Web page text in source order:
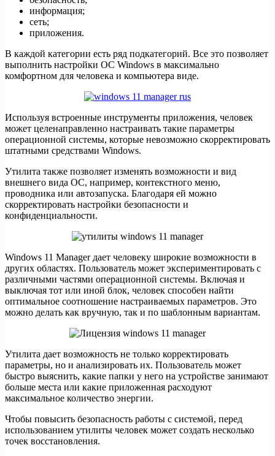
информация;
сеть;
приложения.
В каждой категории есть ряд подкатегорий. Все это позволяет
выполнить настройки ОС Windows в максимально
комфортном для человека и компьютера виде.
Используя встроенные инструменты приложения, человек
может целенаправленно настраивать такие параметры
операционной системы, которые невозможно скорректировать
штатными средствами Windows.
Утилита также позволяет изменять возможности и вид
внешнего вида ОС, например, контекстного меню,
проводника или автозапуска. Благодаря ей можно
скорректировать настройки безопасности и
конфиденциальности.
Windows 11 Manager дает человеку широкие возможности в
других областях. Пользователь может экспериментировать с
различными частями операционной системы. Включая и
выключая тот или иной блок, человек способен найти
оптимальное соотношение настраиваемых параметров. Это
можно делать как вручную, так и по шаблонным вариантам.
Утилита дает возможность не только корректировать
параметры, но и анализировать их. Пользователь может
быстро выяснить, какие папки у него на устройстве занимают
больше места или какие приложенная расходуют
максимальное количество энергии.
Чтобы повысить безопасность работы с системой, перед
использованием утилиты человек может создать несколько
точек восстановления.